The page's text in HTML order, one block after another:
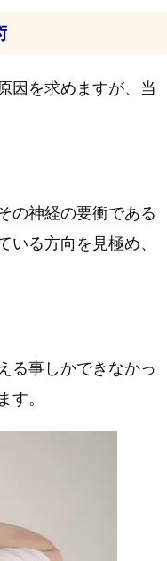
因を求めますが、当
の神経の要衝である
る方向を見極め、
る事しかできなかっ
。